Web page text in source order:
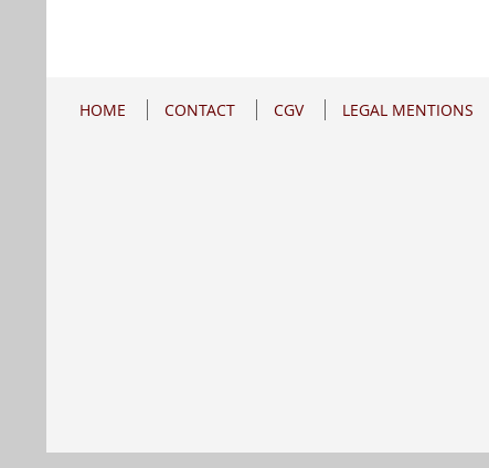
HOME CONTACT CGV LEGAL MENTIONS